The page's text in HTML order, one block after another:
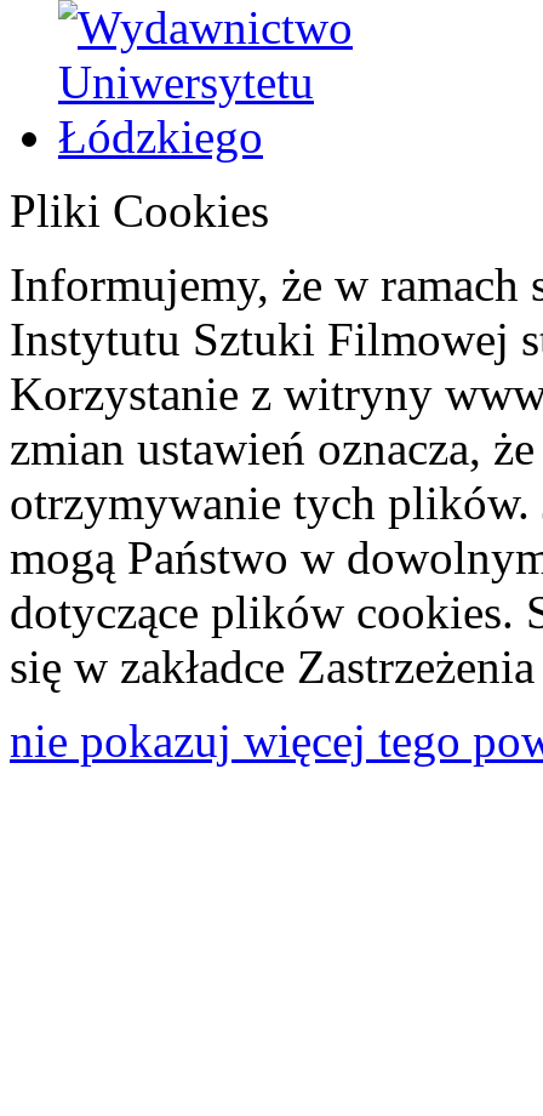
Pliki Cookies
Informujemy, że w ramach
Instytutu Sztuki Filmowej
Korzystanie z witryny
zmian ustawień oznacza,
otrzymywanie tych plików.
mogą Państwo w
dotyczące plików cookies.
się w zakładce
nie pokazuj więcej tego